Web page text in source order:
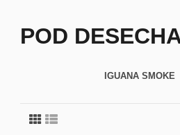
POD
IGUANA SMOKE